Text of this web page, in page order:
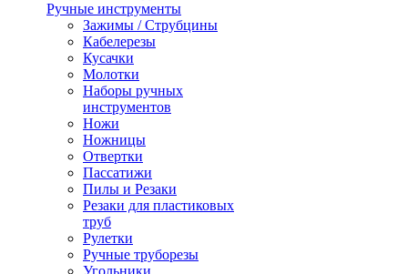
Ручные инструменты
Зажимы / Струбцины
Кабелерезы
Кусачки
Молотки
Наборы ручных
инструментов
Ножи
Ножницы
Отвертки
Пассатижи
Пилы и Резаки
Резаки для пластиковых
труб
Рулетки
Ручные труборезы
Угольники